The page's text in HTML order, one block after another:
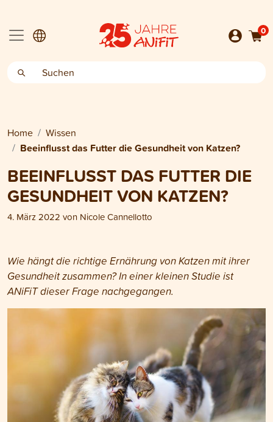
0
Home Wissen
Beeinflusst das Futter die Gesundheit von Katzen?
BEEINFLUSST DAS FUTTER DIE
GESUNDHEIT VON KATZEN?
4. März 2022 von Nicole Cannellotto
Wie hängt die richtige Ernährung von Katzen mit ihrer
Gesundheit zusammen? In einer kleinen Studie ist
ANiFiT dieser Frage nachgegangen.